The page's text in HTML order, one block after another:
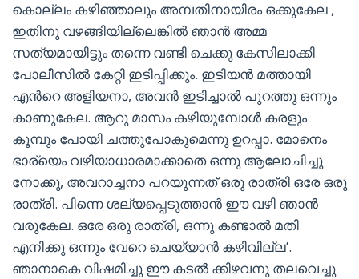
കൊല്ലം കഴിഞ്ഞാലും അമ്പതിനായിരം ഒക്കുകേല ,
ഇതിനു വഴങ്ങിയില്ലെങ്കില്‍ ഞാന്‍ അമ്മ
സത്യമായിട്ടും തന്നെ വണ്ടി ചെക്കു കേസിലാക്കി
പോലീസില്‍ കേറ്റി ഇടിപ്പിക്കും. ഇടിയന്‍ മത്തായി
എന്‍റെ അളിയനാ, അവന്‍ ഇടിച്ചാല്‍ പുറത്തു ഒന്നും
കാണുകേല. ആറു മാസം കഴിയുമ്പോള്‍ കരളും
കൂമ്പും പോയി ചത്തുപോകുമെന്നു ഉറപ്പാ. മോനെം
ഭാര്യെം വഴിയാധാരമാക്കാതെ ഒന്നു ആലോചിച്ചു
നോക്കു, അവറാച്ചനാ പറയുന്നത് ഒരു രാത്രി ഒരേ ഒരു
രാത്രി. പിന്നെ ശല്യപ്പെടുത്താന്‍ ഈ വഴി ഞാന്‍
വരുകേല. ഒരേ ഒരു രാത്രി, ഒന്നു കണ്ടാല്‍ മതി
എനിക്കു ഒന്നും വേറെ ചെയ്യാന്‍ കഴിവില്ല’.
ഞാനാകെ വിഷമിച്ചു ഈ കടല്‍ ക്കിഴവനു തലവെച്ചു